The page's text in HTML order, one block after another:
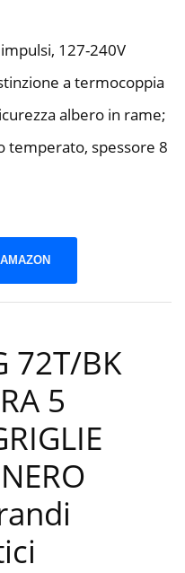
127-240V
a termocoppia
albero in rame;
temperato, spessore 8
72T/BK
5